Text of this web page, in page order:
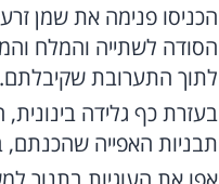
הכניסו פנימה את שמן
הסודה לשתייה והמלח
לתוך התערובת שקיבלתם.
בעזרת כף גלידה
תבניות האפייה שהכנתם, במרחק של 5